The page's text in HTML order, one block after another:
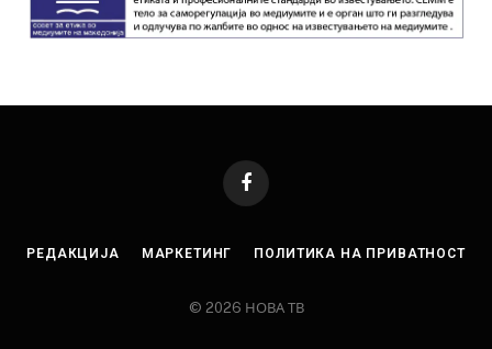
Facebook
РЕДАКЦИЈА МАРКЕТИНГ ПОЛИТИКА НА ПРИВАТНОСТ
© 2026 НОВА ТВ